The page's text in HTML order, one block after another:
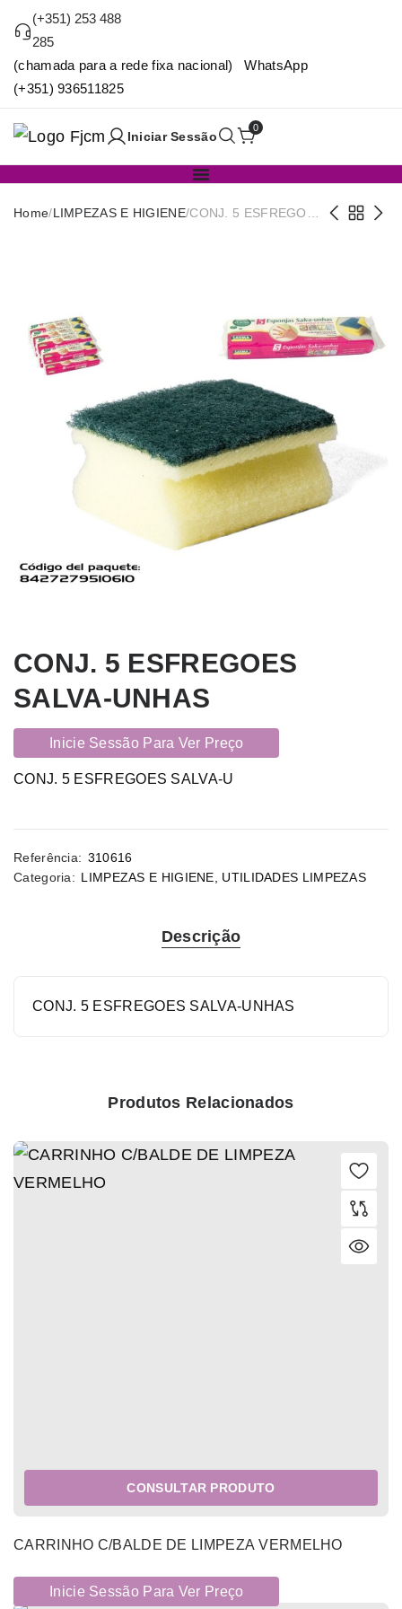
(+351) 253 488
285
(chamada para a rede fixa nacional) WhatsApp
(+351) 936511825
Iniciar Sessão
0
Home/LIMPEZAS E HIGIENE/CONJ. 5 ESFREGOES
CONJ. 5 ESFREGOES
SALVA-UNHAS
Inicie Sessão Para Ver Preço
CONJ. 5 ESFREGOES SALVA-U
Referência: 310616
Categoria: LIMPEZAS E HIGIENE UTILIDADES LIMPEZAS
Descrição
CONJ. 5 ESFREGOES SALVA-UNHAS
Produtos Relacionados
CONSULTAR PRODUTO
CARRINHO C/BALDE DE LIMPEZA VERMELHO
Inicie Sessão Para Ver Preço